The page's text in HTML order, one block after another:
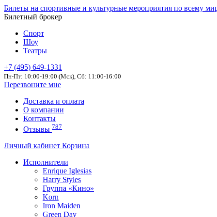
Билеты на спортивные и культурные мероприятия по всему
Билетный брокер
Спорт
Шоу
Театры
+7 (495) 649-1331
Пн-Пт: 10:00-19:00 (Мск), Сб: 11:00-16:00
Перезвоните мне
Доставка и оплата
О компании
Контакты
Отзывы 787
Личный кабинет Корзина
Исполнители
Enrique Iglesias
Harry Styles
Группа «Кино»
Korn
Iron Maiden
Green Day